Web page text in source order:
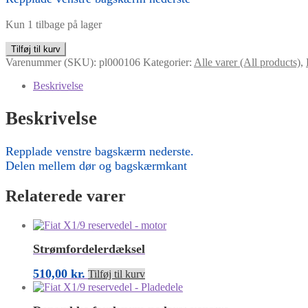
Kun 1 tilbage på lager
Repplade
venstre
nederste
Tilføj til kurv
Varenummer (SKU): pl000106 Kategorier: Alle varer (All products),
Beskrivelse
Beskrivelse
Repplade venstre bagskærm nederste.
Delen mellem dør og bagskærmkant
Relaterede varer
Strømfordelerdæksel
510,00 kr. Tilføj til kurv